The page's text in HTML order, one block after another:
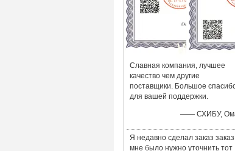
Славная компания, лучшее
качество чем другие
поставщики. Большое
для вашей поддержки.
—— СХИБУ,
Я недавно сделал заказ
мне было нужно уточнить тот